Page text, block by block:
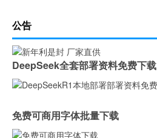
公告
DeepSeek全套部署资料免费下载
免费可商用字体批量下载